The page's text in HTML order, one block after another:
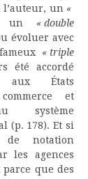
l’auteur, un «
un « double
évoluer avec
« triple
été accordé
aux États
et
système
(p. 178). Et si
notation
les agences
que des